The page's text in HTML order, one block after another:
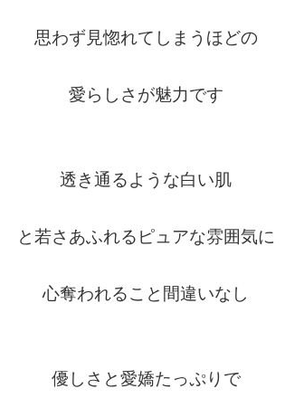
思わず見惚れてしまうほどの
愛らしさが魅力です
透き通るような白い肌
と若さあふれるピュアな雰囲気に
心奪われること間違いなし
優しさと愛嬌たっぷりで